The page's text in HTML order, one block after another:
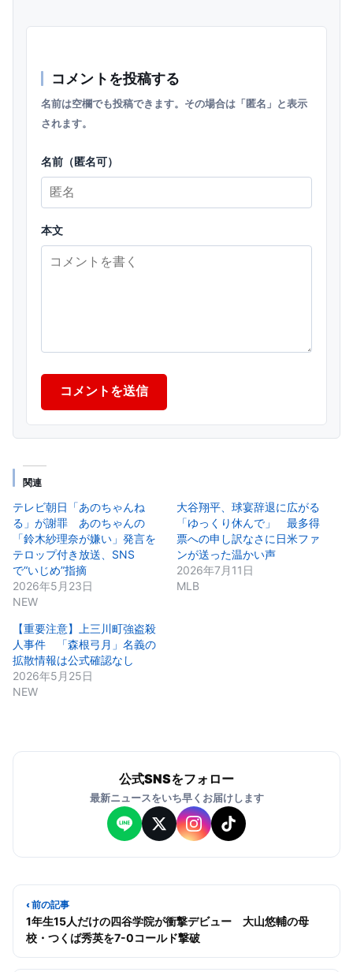
コメントを投稿する
名前は空欄でも投稿できます。その場合は「匿名」と表示
されます。
名前（匿名可）
本文
コメントを送信
関連
テレビ朝日「あのちゃんね
る」が謝罪 あのちゃんの
「鈴木紗理奈が嫌い」発言を
テロップ付き放送、SNS
で“いじめ”指摘
2026年5月23日
NEW
大谷翔平、球宴辞退に広がる
「ゆっくり休んで」 最多得
票への申し訳なさに日米ファ
ンが送った温かい声
2026年7月11日
MLB
【重要注意】上三川町強盗殺
人事件 「森根弓月」名義の
拡散情報は公式確認なし
2026年5月25日
NEW
公式SNSをフォロー
最新ニュースをいち早くお届けします
‹ 前の記事
1年生15人だけの四谷学院が衝撃デビュー 大山悠輔の母
校・つくば秀英を7-0コールド撃破